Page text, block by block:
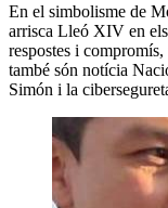
En el simbolisme de
arrisca Lleó XIV en
respostes i
també són notícia
Simón i la